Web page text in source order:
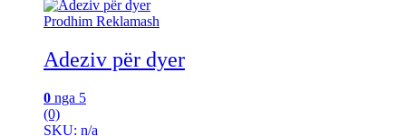
Prodhim Reklamash
Adeziv për dyer
0 nga 5
(0)
SKU: n/a